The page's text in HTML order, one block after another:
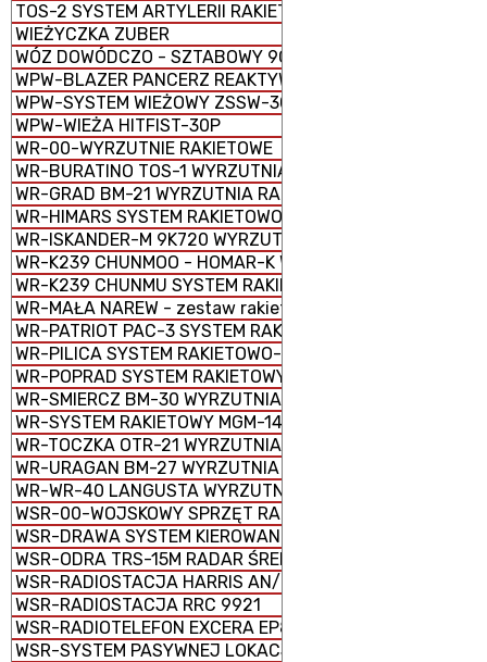
TOS-2 SYSTEM ARTYLERII RAKIETOWEJ
WIEŻYCZKA ZUBER
WÓZ DOWÓDCZO - SZTABOWY 9C552
WPW-BLAZER PANCERZ REAKTYWNY
WPW-SYSTEM WIEŻOWY ZSSW-30
WPW-WIEŻA HITFIST-30P
WR-00-WYRZUTNIE RAKIETOWE
WR-BURATINO TOS-1 WYRZUTNIA RAKIETOWA
WR-GRAD BM-21 WYRZUTNIA RAKIETOWA
WR-HIMARS SYSTEM RAKIETOWO-ARTYLERYJSKI M142
WR-ISKANDER-M 9K720 WYRZUTNIA RAKIETOWA
WR-K239 CHUNMOO - HOMAR-K WYRZUTNIA RAKIETOWA
WR-K239 CHUNMU SYSTEM RAKIETOWO-ARTYLERYJSKI
WR-MAŁA NAREW - zestaw rakietowy
WR-PATRIOT PAC-3 SYSTEM RAKIETOWY
WR-PILICA SYSTEM RAKIETOWO-ARTYLERYJSKI PSR-A
WR-POPRAD SYSTEM RAKIETOWY SPZR
WR-SMIERCZ BM-30 WYRZUTNIA RAKIETOWA
WR-SYSTEM RAKIETOWY MGM-140 ATACMS
WR-TOCZKA OTR-21 WYRZUTNIA RAKIETOWA TAKTYCZNA
WR-URAGAN BM-27 WYRZUTNIA RAKIETOWA
WR-WR-40 LANGUSTA WYRZUTNIA RAKIETOWA
WSR-00-WOJSKOWY SPRZĘT RADIOWY
WSR-DRAWA SYSTEM KIEROWANIA OGNIEM
WSR-ODRA TRS-15M RADAR ŚREDNIEGO ZASIĘGU
WSR-RADIOSTACJA HARRIS AN/PRC-150C
WSR-RADIOSTACJA RRC 9921
WSR-RADIOTELEFON EXCERA EP8100
WSR-SYSTEM PASYWNEJ LOKACJI SPL (RADAR